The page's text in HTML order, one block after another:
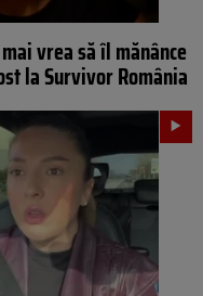
vrea să îl mănânce
la Survivor România